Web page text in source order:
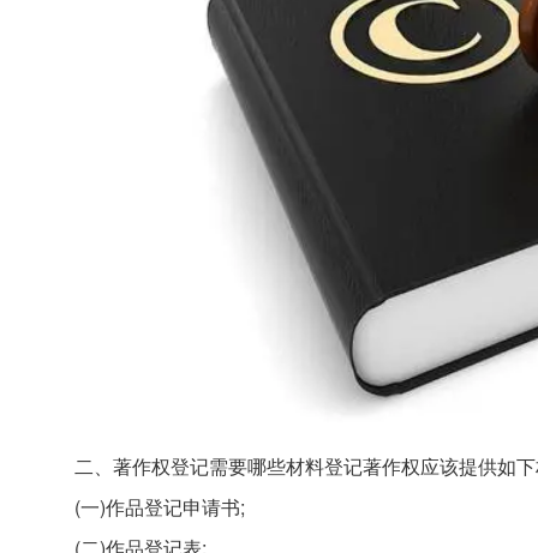
二、著作权登记需要哪些材料登记著作权应该提供如
(一)作品登记申请书;